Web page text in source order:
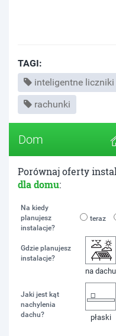
TAGI:
inteligentne liczniki
rachunki
Dom
Porównaj oferty
dla domu:
Na kiedy
planujesz
instalacje?
teraz
Gdzie planujesz
instalacje?
na dachu
Jaki jest kąt
nachylenia
dachu?
płaski